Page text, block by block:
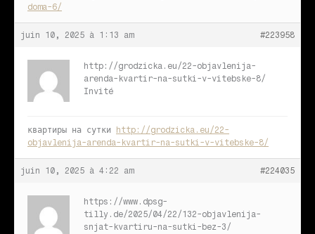
doma-6/
juin 10, 2025 à 1:13 am #223958
http://grodzicka.eu/22-objavlenija-
arenda-kvartir-na-sutki-v-vitebske-8/
Invité
квартиры на сутки
http://grodzicka.eu/22-
objavlenija-arenda-kvartir-na-sutki-v-vitebske-8/
juin 10, 2025 à 4:22 am #224035
https://www.dpsg-
tilly.de/2025/04/22/132-objavlenija-
snjat-kvartiru-na-sutki-bez-3/